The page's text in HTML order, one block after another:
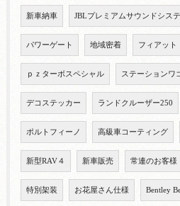
新車納車 JBLプレミアムサウンドシス
パワーゲート 地域密着 フィアット
ｐｚターボスペシャル ステーションワ
デコステッカー ランドクルーザー250
ポルトフィーノ 高級車コーティング
新型RAV４ 新車販売 常連のお客様
特別架装 お花屋さん仕様 Bentley